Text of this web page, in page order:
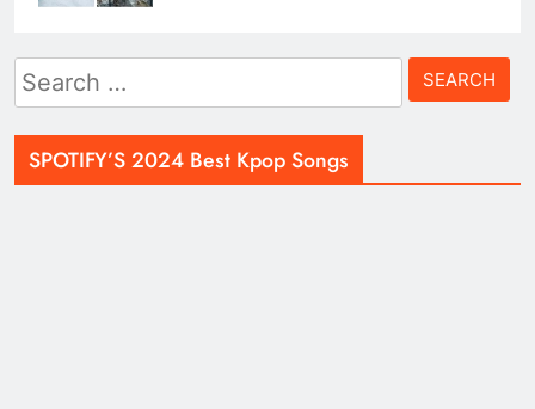
Search
for:
SPOTIFY’S 2024 Best Kpop Songs